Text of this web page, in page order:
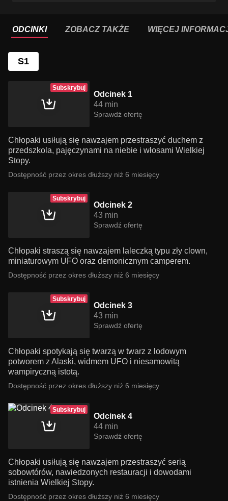
ODCINKI ZOBACZ TAKŻE WIĘCEJ
S1
Subskrybuj
Odcinek 1
44 min
Sprawdź ofertę
Chłopaki usiłują się nawzajem przestraszyć duchem z
przedszkola, pajęczynami na niebie i włosami Wielkiej
Stopy.
Dostępność przez okres dłuższy niż 6 miesięcy
Subskrybuj
Odcinek 2
43 min
Sprawdź ofertę
Chłopaki straszą się nawzajem laleczką typu zły clown,
miniaturowym UFO oraz demonicznym camperem.
Dostępność przez okres dłuższy niż 6 miesięcy
Subskrybuj
Odcinek 3
43 min
Sprawdź ofertę
Chłopaki spotykają się twarzą w twarz z lodowym
potworem z Alaski, widmem UFO i niesamowitą
wampiryczną istotą.
Dostępność przez okres dłuższy niż 6 miesięcy
Subskrybuj
Odcinek 4
44 min
Sprawdź ofertę
Chłopaki usiłują się nawzajem przestraszyć serią
sobowtórów, nawiedzonych restauracji i dowodami
istnienia Wielkiej Stopy.
Dostępność przez okres dłuższy niż 6 miesięcy